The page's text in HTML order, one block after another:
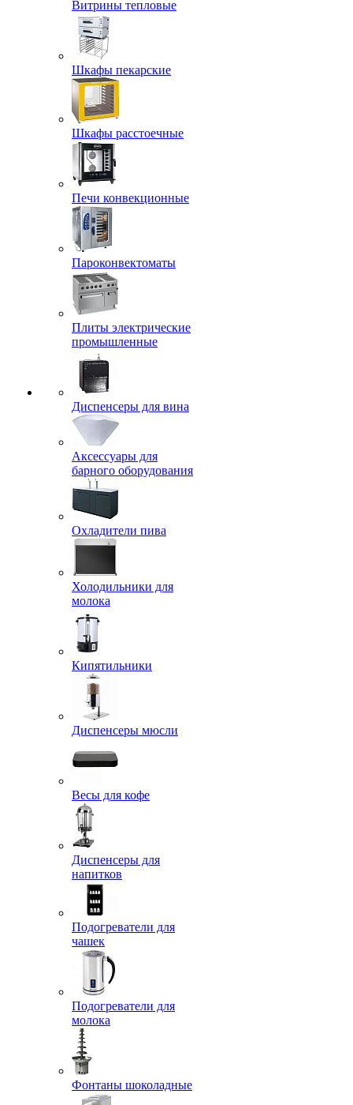
Витрины тепловые
Шкафы пекарские
Шкафы расстоечные
Печи конвекционные
Пароконвектоматы
Плиты электрические
промышленные
Диспенсеры для вина
Аксессуары для
барного оборудования
Охладители пива
Холодильники для
молока
Кипятильники
Диспенсеры мюсли
Весы для кофе
Диспенсеры для
напитков
Подогреватели для
чашек
Подогреватели для
молока
Фонтаны шоколадные